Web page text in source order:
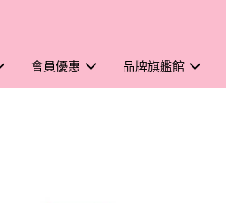
會員優惠 品牌旗艦館